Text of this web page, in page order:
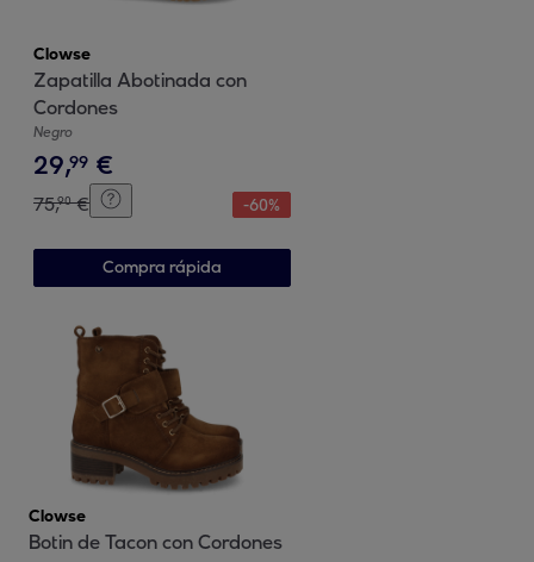
Clowse
Zapatilla Abotinada con
Cordones
Negro
29,99 €
75,90 € -60%
Compra rápida
Clowse
Botin de Tacon con Cordones